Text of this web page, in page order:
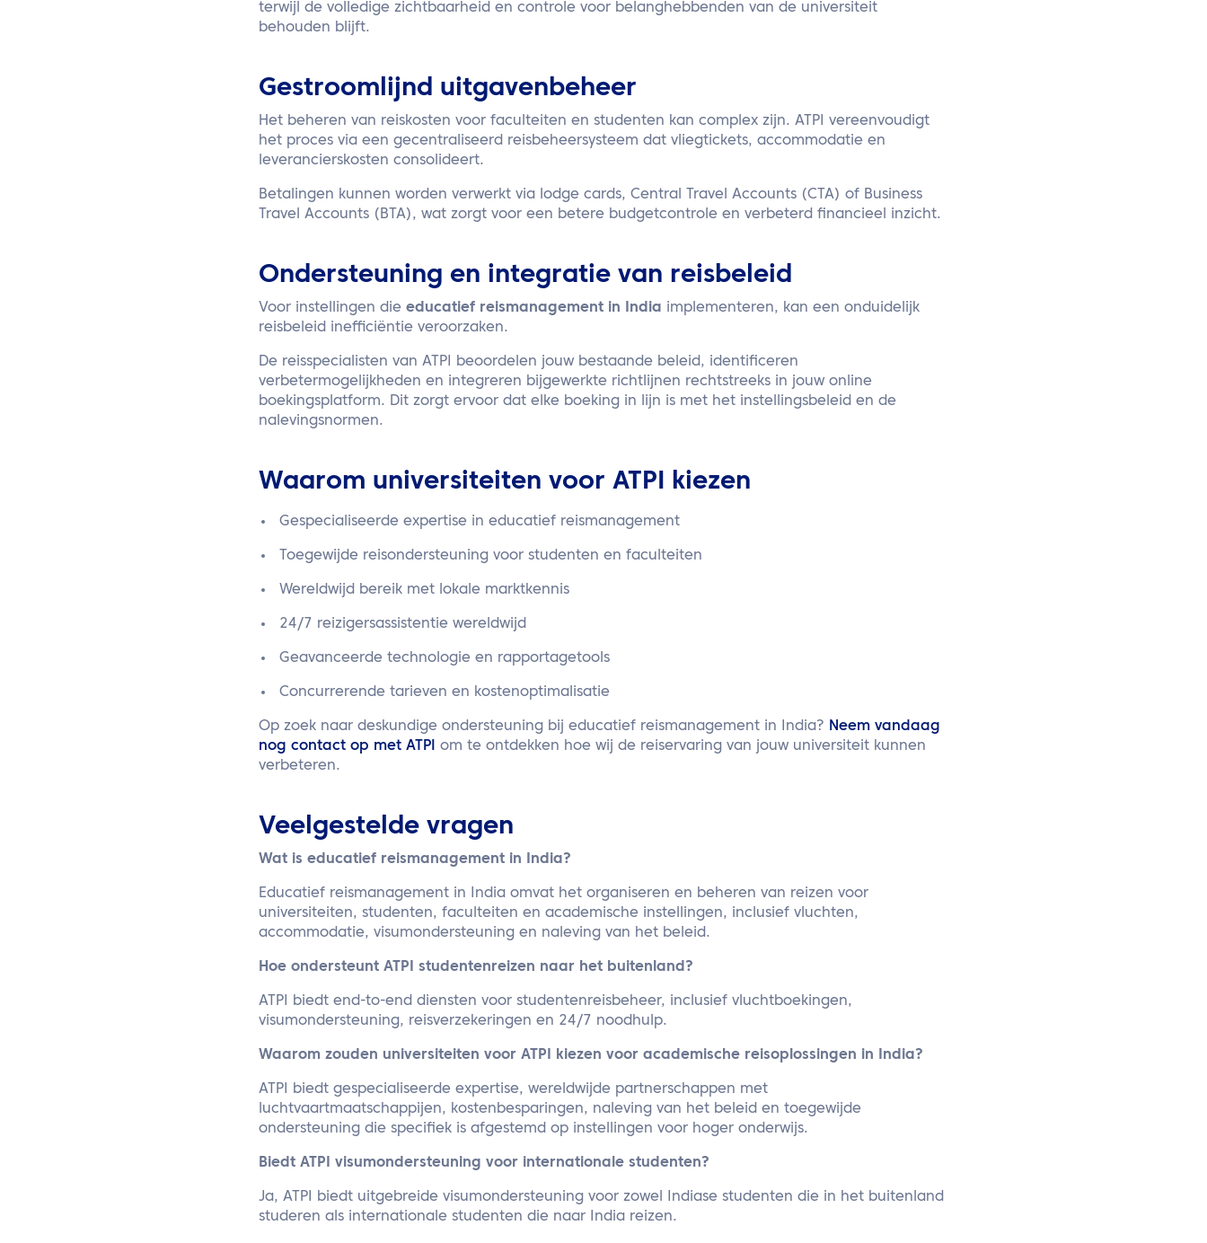
terwijl de volledige zichtbaarheid en controle voor belanghebbenden van de universiteit
behouden blijft.
Gestroomlijnd uitgavenbeheer
Het beheren van reiskosten voor faculteiten en studenten kan complex zijn. ATPI vereenvoudigt
het proces via een gecentraliseerd reisbeheersysteem dat vliegtickets, accommodatie en
leverancierskosten consolideert.
Betalingen kunnen worden verwerkt via lodge cards, Central Travel Accounts (CTA) of Business
Travel Accounts (BTA), wat zorgt voor een betere budgetcontrole en verbeterd financieel inzicht.
Ondersteuning en integratie van reisbeleid
Voor instellingen die educatief reismanagement in India implementeren, kan een onduidelijk
reisbeleid inefficiëntie veroorzaken.
De reisspecialisten van ATPI beoordelen jouw bestaande beleid, identificeren
verbetermogelijkheden en integreren bijgewerkte richtlijnen rechtstreeks in jouw online
boekingsplatform. Dit zorgt ervoor dat elke boeking in lijn is met het instellingsbeleid en de
nalevingsnormen.
Waarom universiteiten voor ATPI kiezen
Gespecialiseerde expertise in educatief reismanagement
Toegewijde reisondersteuning voor studenten en faculteiten
Wereldwijd bereik met lokale marktkennis
24/7 reizigersassistentie wereldwijd
Geavanceerde technologie en rapportagetools
Concurrerende tarieven en kostenoptimalisatie
Op zoek naar deskundige ondersteuning bij educatief reismanagement in India? Neem vandaag
nog contact op met ATPI
om te ontdekken hoe wij de reiservaring van jouw universiteit kunnen
verbeteren.
Veelgestelde vragen
Wat is educatief reismanagement in India?
Educatief reismanagement in India omvat het organiseren en beheren van reizen voor
universiteiten, studenten, faculteiten en academische instellingen, inclusief vluchten,
accommodatie, visumondersteuning en naleving van het beleid.
Hoe ondersteunt ATPI studentenreizen naar het buitenland?
ATPI biedt end-to-end diensten voor studentenreisbeheer, inclusief vluchtboekingen,
visumondersteuning, reisverzekeringen en 24/7 noodhulp.
Waarom zouden universiteiten voor ATPI kiezen voor academische reisoplossingen in India?
ATPI biedt gespecialiseerde expertise, wereldwijde partnerschappen met
luchtvaartmaatschappijen, kostenbesparingen, naleving van het beleid en toegewijde
ondersteuning die specifiek is afgestemd op instellingen voor hoger onderwijs.
Biedt ATPI visumondersteuning voor internationale studenten?
Ja, ATPI biedt uitgebreide visumondersteuning voor zowel Indiase studenten die in het buitenland
studeren als internationale studenten die naar India reizen.